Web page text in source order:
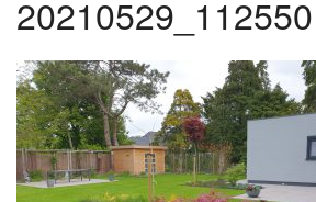
20210529_112550